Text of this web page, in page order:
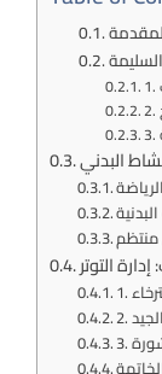
البدني
التوتر